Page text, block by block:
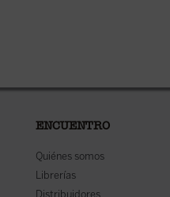
ENCUENTRO
Quiénes somos
Librerías
Distribuidores